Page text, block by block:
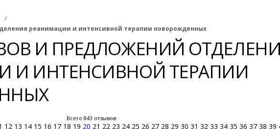
/
реанимации и интенсивной терапии новорожденных
И ПРЕДЛОЖЕНИЙ
И ИНТЕНСИВНОЙ ТЕРАПИИ
Всего 843 отзывов
12 13 14 15 16 17 18 19 20 21 22 23 24 25 26 27 28 29 30 31 32 33 34 35 36 37 38 39